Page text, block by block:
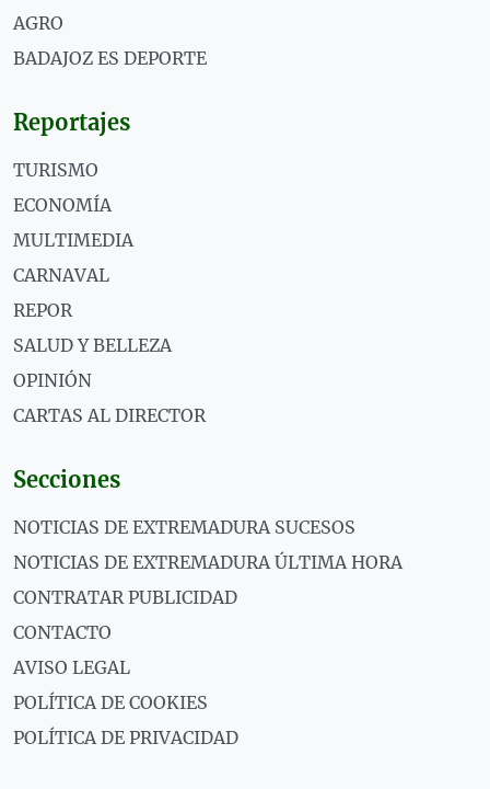
AGRO
BADAJOZ ES DEPORTE
Reportajes
TURISMO
ECONOMÍA
MULTIMEDIA
CARNAVAL
REPOR
SALUD Y BELLEZA
OPINIÓN
CARTAS AL DIRECTOR
Secciones
NOTICIAS DE EXTREMADURA SUCESOS
NOTICIAS DE EXTREMADURA ÚLTIMA HORA
CONTRATAR PUBLICIDAD
CONTACTO
AVISO LEGAL
POLÍTICA DE COOKIES
POLÍTICA DE PRIVACIDAD